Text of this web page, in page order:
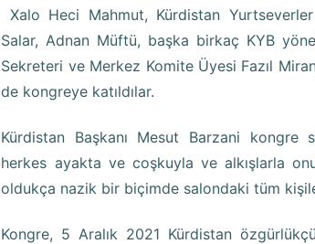
Xalo Heci Mahmut, Kürdistan
Salar, Adnan Müftü, başka birkaç KYB
Sekreteri ve Merkez Komite Üyesi Fazıl
de kongreye katıldılar.
Kürdistan Başkanı Mesut Barzani kongre
herkes ayakta ve coşkuyla ve alkışlarla
oldukça nazik bir biçimde salondaki tüm
Kongre, 5 Aralık 2021 Kürdistan